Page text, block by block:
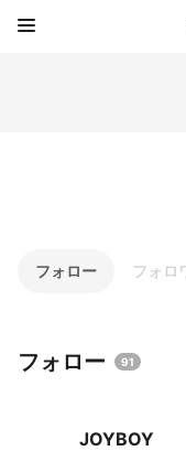
フォロー フォロ
フォロー 91
JOYBOY